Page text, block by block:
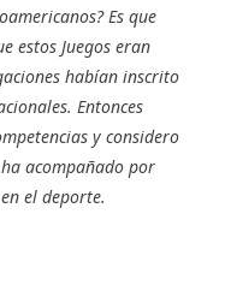
Es que
estos Juegos eran
habían inscrito
Entonces
y considero
acompañado por
el deporte.